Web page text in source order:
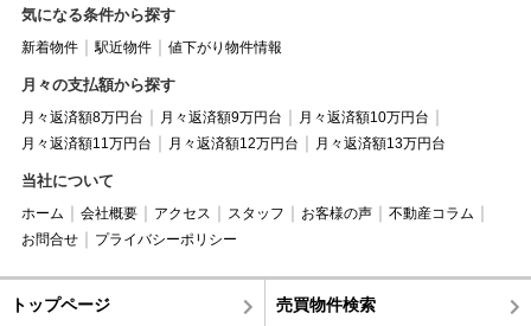
気になる条件から探す
新着物件 駅近物件 値下がり物件情報
月々の支払額から探す
月々返済額8万円台 月々返済額9万円台
月々返済額10万円台
月々返済額11万円台
月々返済額12万円台 月々返済額13万円台
当社について
ホーム 会社概要 アクセス スタッフ お客様の声
不動産コラム
お問合せ
プライバシーポリシー
トップページ 売買物件検索